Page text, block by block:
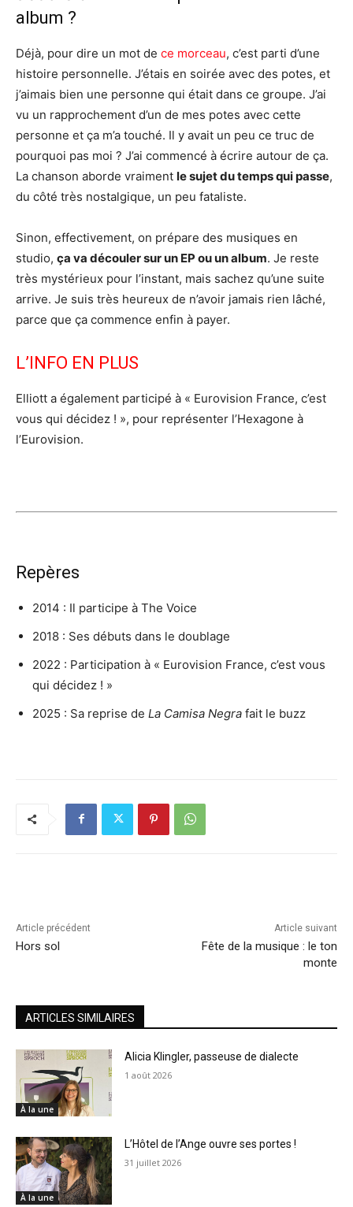
album ?
Déjà, pour dire un mot de ce morceau, c’est parti d’une
histoire personnelle. J’étais en soirée avec des potes, et
j’aimais bien une personne qui était dans ce groupe. J’ai
vu un rapprochement d’un de mes potes avec cette
personne et ça m’a touché. Il y avait un peu ce truc de
pourquoi pas moi ? J’ai commencé à écrire autour de ça.
La chanson aborde vraiment le sujet du temps qui passe,
du côté très nostalgique, un peu fataliste.
Sinon, effectivement, on prépare des musiques en
studio, ça va découler sur un EP ou un album. Je reste
très mystérieux pour l’instant, mais sachez qu’une suite
arrive. Je suis très heureux de n’avoir jamais rien lâché,
parce que ça commence enfin à payer.
L’INFO EN PLUS
Elliott a également participé à « Eurovision France, c’est
vous qui décidez ! », pour représenter l’Hexagone à
l’Eurovision.
Repères
2014 : Il participe à The Voice
2018 : Ses débuts dans le doublage
2022 : Participation à « Eurovision France, c’est vous
qui décidez ! »
2025 : Sa reprise de La Camisa Negra fait le buzz
Article précédent
Hors sol
Article suivant
Fête de la musique : le ton
monte
ARTICLES SIMILAIRES
À la une
Alicia Klingler, passeuse de dialecte
1 août 2026
À la une
L’Hôtel de l’Ange ouvre ses portes !
31 juillet 2026